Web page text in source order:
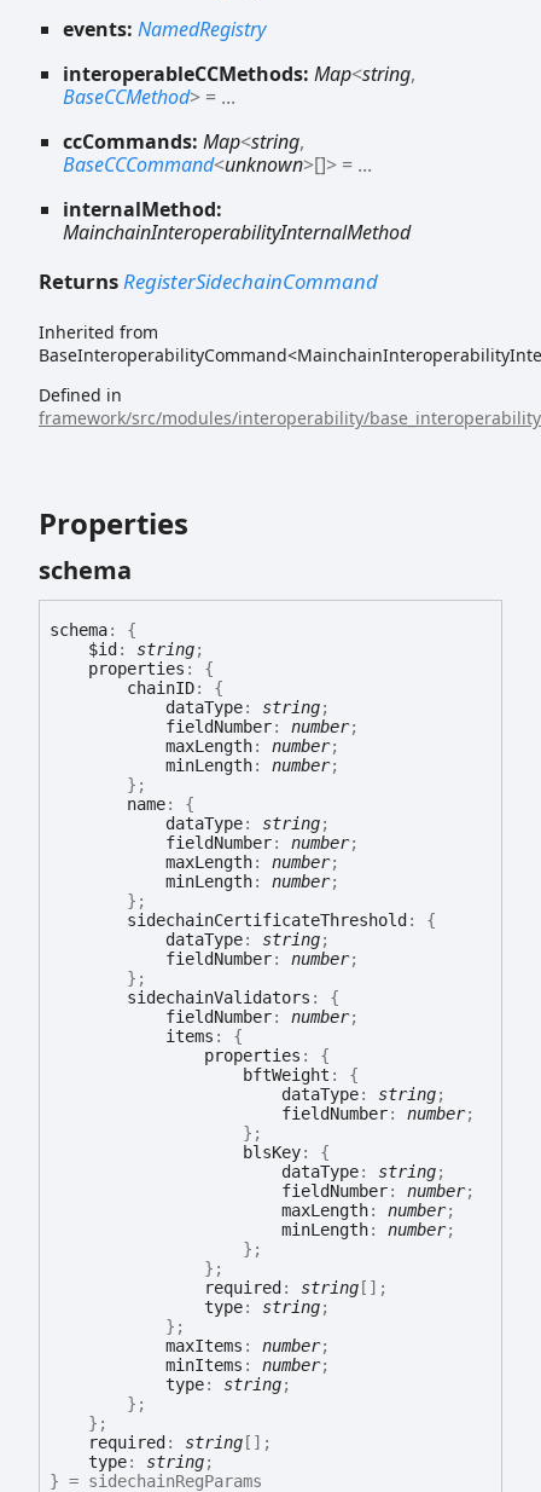
events: NamedRegistry
interoperableCCMethods: Map<string,
BaseCCMethod> = ...
ccCommands: Map<string,
BaseCCCommand<unknown>[]> = ...
internalMethod:
MainchainInteroperabilityInternalMethod
ReturnsRegisterSidechainCommand
Inherited from
Defined in
framework/src/modules/interoperability/
Properties
schema
schema:
{
$id : string;
properties : {
chainID: {
dataType: string;
fieldNumber: number;
maxLength: number;
minLength: number;
} ;
name: {
dataType: string;
fieldNumber: number;
maxLength: number;
minLength: number;
} ;
sidechainCertificateThreshold : {
dataType: string;
fieldNumber: number;
} ;
sidechainValidators : {
fieldNumber: number;
items : {
properties : {
bftWeight : {
dataType: string;
fieldNumber: number;
} ;
blsKey: {
dataType: string;
fieldNumber: number;
maxLength: number;
minLength: number;
} ;
} ;
required : string [] ;
type: string;
} ;
maxItems : number;
minItems : number;
type: string;
} ;
} ;
required : string [] ;
type: string;
} = sidechainRegParams